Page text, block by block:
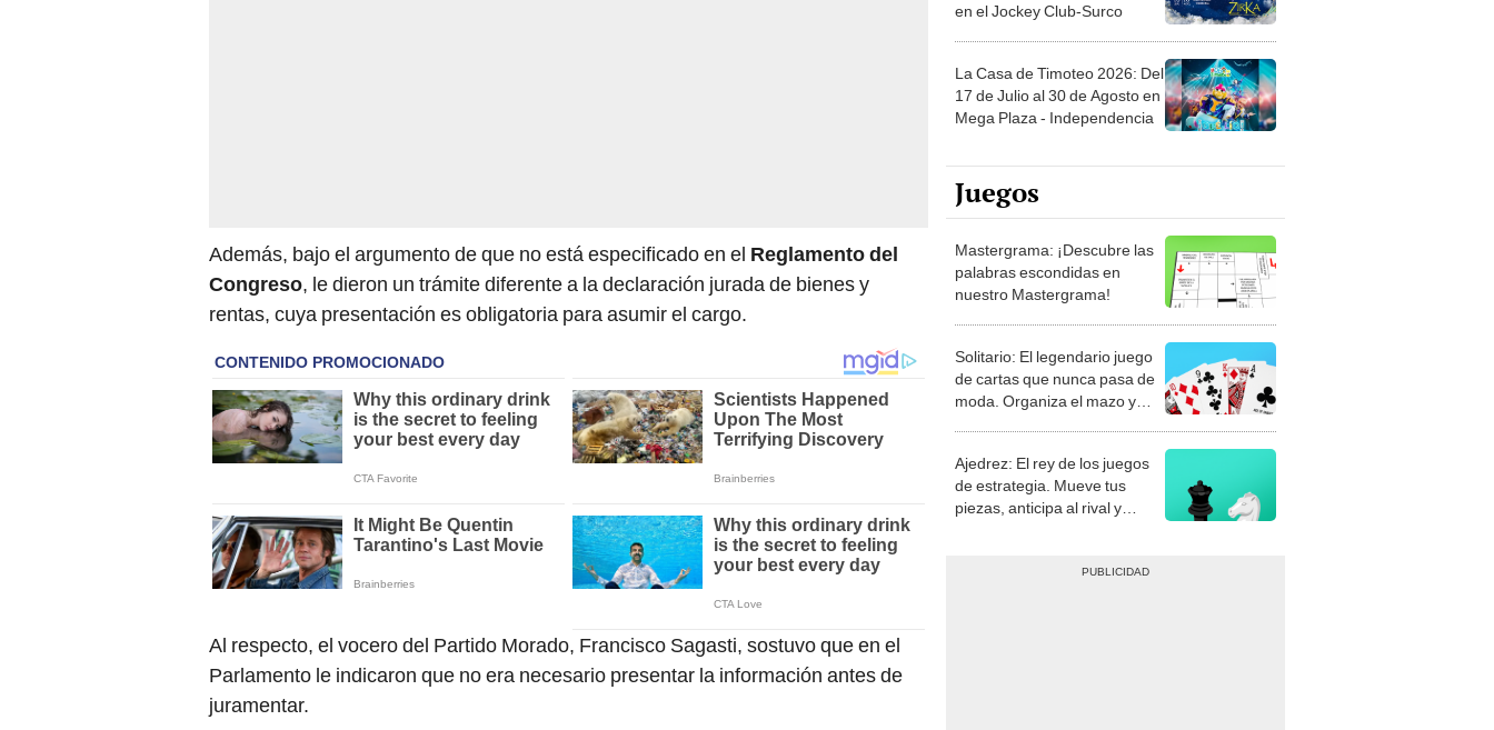
Además, bajo el argumento de que no está especificado en el Reglamento del
Congreso, le dieron un trámite diferente a la declaración jurada de bienes y
rentas, cuya presentación es obligatoria para asumir el cargo.
Al respecto, el vocero del Partido Morado, Francisco Sagasti, sostuvo que en el
Parlamento le indicaron que no era necesario presentar la información antes de
juramentar.
en el Jockey Club-Surco
La Casa de Timoteo 2026: Del
17 de Julio al 30 de Agosto en
Mega Plaza - Independencia
Juegos
Mastergrama: ¡Descubre las
palabras escondidas en
nuestro Mastergrama!
Solitario: El legendario juego
de cartas que nunca pasa de
moda. Organiza el mazo y
Ajedrez: El rey de los juegos
de estrategia. Mueve tus
piezas, anticipa al rival y